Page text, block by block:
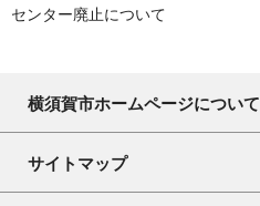
センター廃止について
横須賀市ホームページについて
サイトマップ